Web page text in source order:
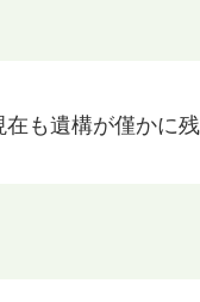
も遺構が僅かに残